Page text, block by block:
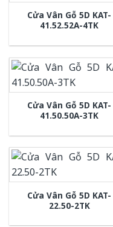
Cửa Vân Gỗ 5D KAT-
41.52.52A-4TK
Cửa Vân Gỗ 5D KAT-
41.50.50A-3TK
Cửa Vân Gỗ 5D KAT-
22.50-2TK